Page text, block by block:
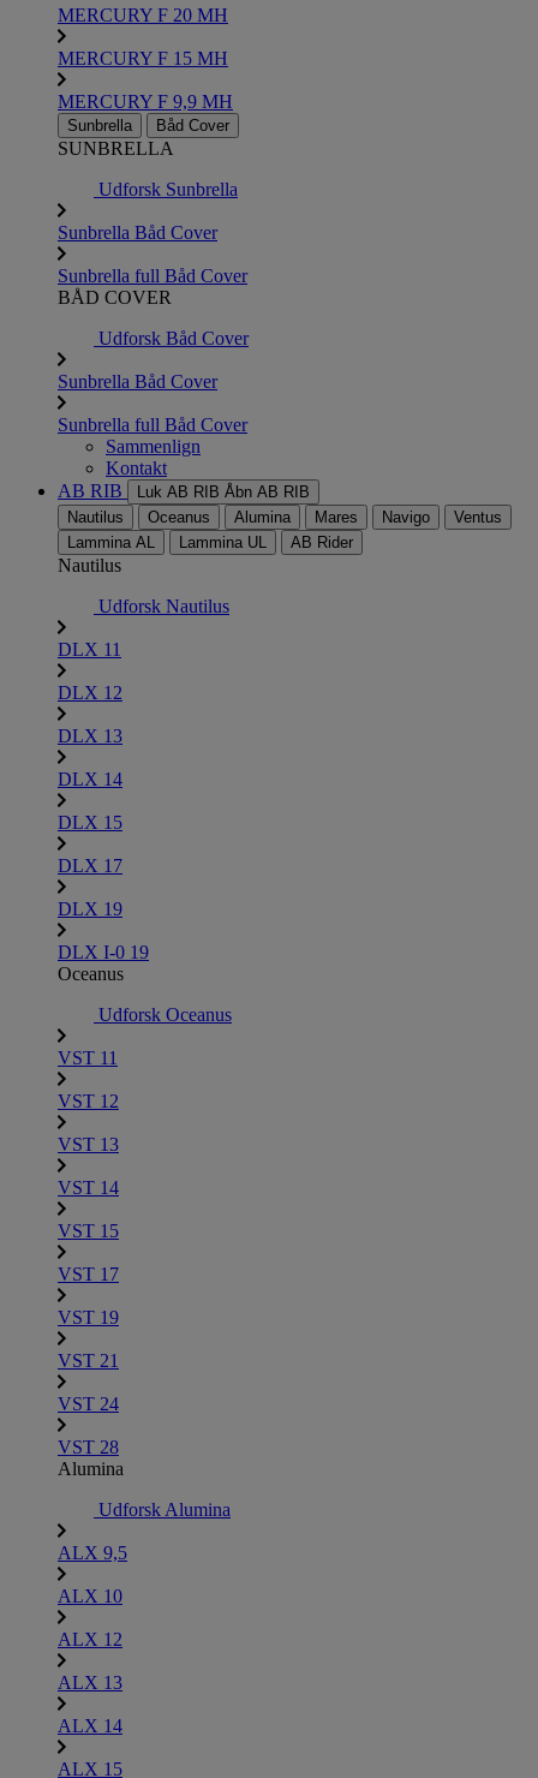
MERCURY F 20 MH
MERCURY F 15 MH
MERCURY F 9,9 MH
Sunbrella Båd Cover
SUNBRELLA
Udforsk Sunbrella
Sunbrella Båd Cover
Sunbrella full Båd Cover
BÅD COVER
Udforsk Båd Cover
Sunbrella Båd Cover
Sunbrella full Båd Cover
Sammenlign
Kontakt
AB RIB
Luk AB RIB Åbn AB RIB
Nautilus
Oceanus Alumina Mares Navigo
Ventus
Lammina AL
Lammina UL AB Rider
Nautilus
Udforsk Nautilus
DLX 11
DLX 12
DLX 13
DLX 14
DLX 15
DLX 17
DLX 19
DLX I-0 19
Oceanus
Udforsk Oceanus
VST 11
VST 12
VST 13
VST 14
VST 15
VST 17
VST 19
VST 21
VST 24
VST 28
Alumina
Udforsk Alumina
ALX 9,5
ALX 10
ALX 12
ALX 13
ALX 14
ALX 15